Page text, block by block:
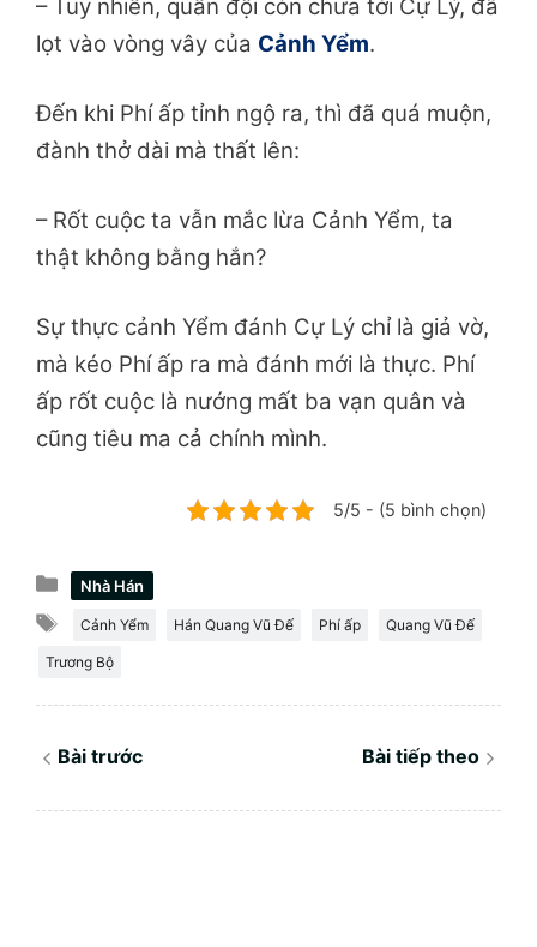
– Tuy nhiên, quân đội còn chưa tới Cự Lý, đã
lọt vào vòng vây của Cảnh Yểm.
Đến khi Phí ấp tỉnh ngộ ra, thì đã quá muộn,
đành thở dài mà thất lên:
– Rốt cuộc ta vẫn mắc lừa Cảnh Yểm, ta
thật không bằng hắn?
Sự thực cảnh Yểm đánh Cự Lý chỉ là giả vờ,
mà kéo Phí ấp ra mà đánh mới là thực. Phí
ấp rốt cuộc là nướng mất ba vạn quân và
cũng tiêu ma cả chính mình.
5/5 - (5 bình chọn)
Danh
mục
Nhà Hán
Thẻ
Cảnh Yểm Hán Quang Vũ Đế Phí ấp Quang Vũ Đế
Trương Bộ